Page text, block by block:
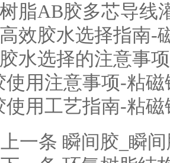
脂AB胶多芯导线
效胶水选择指南-
水选择的注意事
使用注意事项-粘
使用工艺指南-粘
上一条 瞬间胶_瞬